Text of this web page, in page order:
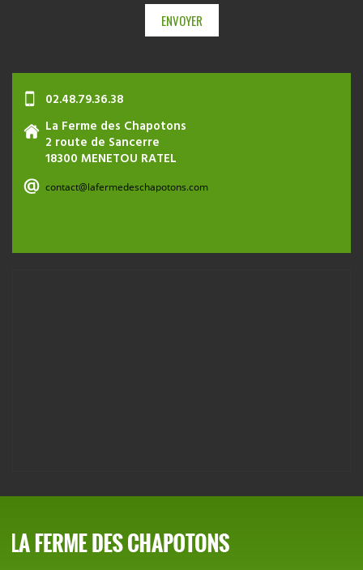
02.48.79.36.38
La Ferme des Chapotons
2 route de Sancerre
18300 MENETOU RATEL